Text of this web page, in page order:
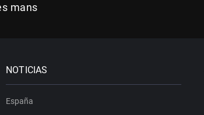
mans
NOTICIAS
España